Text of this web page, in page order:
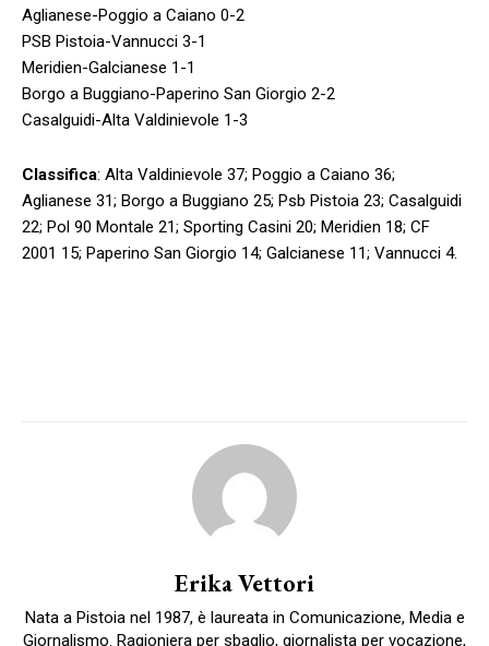
Aglianese-Poggio a Caiano 0-2
PSB Pistoia-Vannucci 3-1
Meridien-Galcianese 1-1
Borgo a Buggiano-Paperino San Giorgio 2-2
Casalguidi-Alta Valdinievole 1-3
Classifica: Alta Valdinievole 37; Poggio a Caiano 36;
Aglianese 31; Borgo a Buggiano 25; Psb Pistoia 23; Casalguidi
22; Pol 90 Montale 21; Sporting Casini 20; Meridien 18; CF
2001 15; Paperino San Giorgio 14; Galcianese 11; Vannucci 4.
Erika Vettori
Nata a Pistoia nel 1987, è laureata in Comunicazione, Media e
Giornalismo. Ragioniera per sbaglio, giornalista per vocazione,